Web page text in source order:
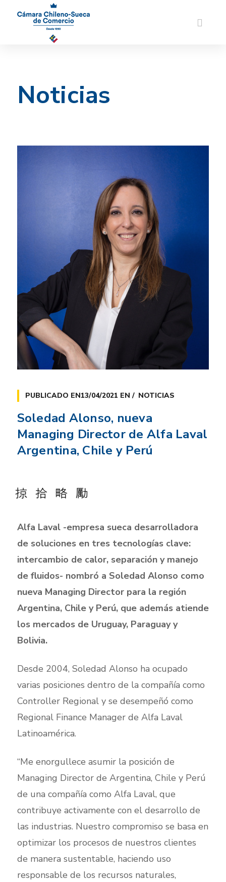
Noticias
PUBLICADO EN13/04/2021 EN NOTICIAS
Soledad Alonso, nueva
Managing Director de Alfa Laval
Argentina, Chile y Perú
Alfa Laval -empresa sueca desarrolladora
de soluciones en tres tecnologías clave:
intercambio de calor, separación y manejo
de fluidos- nombró a Soledad Alonso como
nueva Managing Director para la región
Argentina, Chile y Perú, que además atiende
los mercados de Uruguay, Paraguay y
Bolivia.
Desde 2004, Soledad Alonso ha ocupado
varias posiciones dentro de la compañía como
Controller Regional y se desempeñó como
Regional Finance Manager de Alfa Laval
Latinoamérica.
“Me enorgullece asumir la posición de
Managing Director de Argentina, Chile y Perú
de una compañía como Alfa Laval, que
contribuye activamente con el desarrollo de
las industrias. Nuestro compromiso se basa en
optimizar los procesos de nuestros clientes
de manera sustentable, haciendo uso
responsable de los recursos naturales,